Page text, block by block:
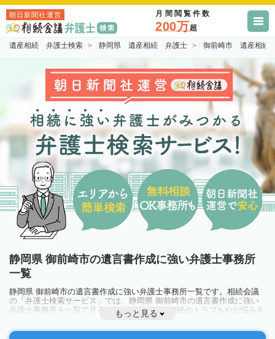
朝日新聞社運営 月間閲覧件数
200万超
遺産相続 弁護士検索 静岡県 遺産相続 弁護士 御前崎市 遺産相続
静岡県 御前崎市の遺言書作成に強い弁護士事務所
一覧
静岡県 御前崎市の遺言書作成に強い弁護士事務所一覧です。相続会議
の「弁護士検索サービス」では、静岡県 御前崎市の遺言書作成に強い
弁護士事務所を一覧で見ることが出来ます。相続のトラブルやお悩みを
抱えている方は一度近隣の弁護士に相談してみましょう。
もっと見る